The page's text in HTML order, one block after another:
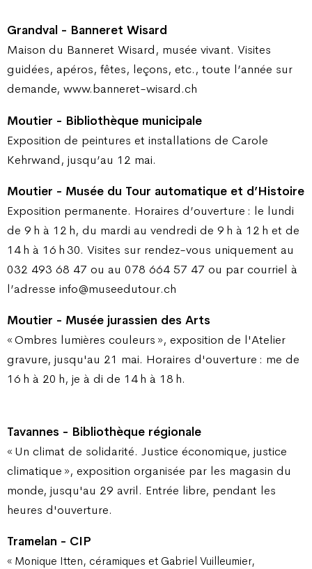
Grandval - Banneret Wisard
Maison du Banneret Wisard, musée vivant. Visites
guidées, apéros, fêtes, leçons, etc., toute l’année sur
demande, www.banneret-wisard.ch
Moutier - Bibliothèque municipale
Exposition de peintures et installations de Carole
Kehrwand, jusqu’au 12 mai.
Moutier - Musée du Tour automatique et d’Histoire
Exposition permanente. Horaires d’ouverture : le lundi
de 9 h à 12 h, du mardi au vendredi de 9 h à 12 h et de
14 h à 16 h 30. Visites sur rendez-vous uniquement au
032 493 68 47 ou au 078 664 57 47 ou par courriel à
l’adresse info@museedutour.ch
Moutier - Musée jurassien des Arts
« Ombres lumières couleurs », exposition de l'Atelier
gravure, jusqu'au 21 mai. Horaires d'ouverture : me de
16 h à 20 h, je à di de 14 h à 18 h.
Tavannes - Bibliothèque régionale
« Un climat de solidarité. Justice économique, justice
climatique », exposition organisée par les magasin du
monde, jusqu'au 29 avril. Entrée libre, pendant les
heures d'ouverture.
Tramelan - CIP
« Monique Itten, céramiques et Gabriel Vuilleumier,